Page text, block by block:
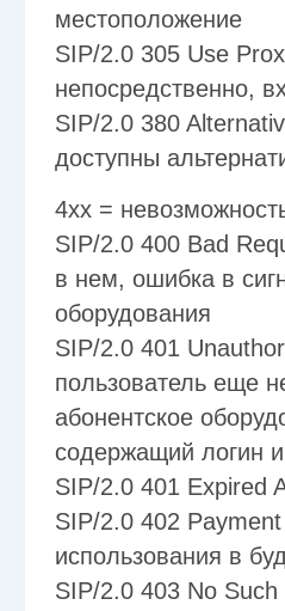
местоположение
SIP/2.0 305 Use
непосредственно,
SIP/2.0 380
доступны
4xx =
SIP/2.0 400 Bad
в нем, ошибка в
оборудования
SIP/2.0 401
пользователь еще
абонентское
содержащий логин
SIP/2.0 401 Expired
SIP/2.0 402
использования в
SIP/2.0 403 No